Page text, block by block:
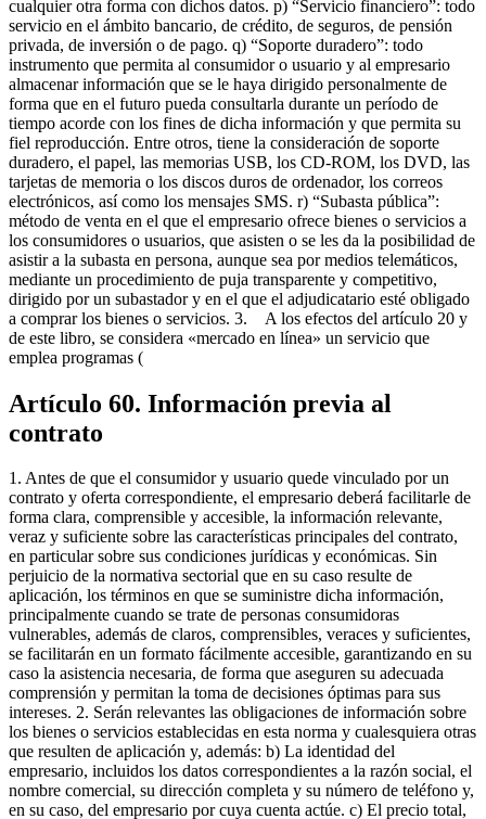
cualquier otra forma con dichos datos. p) “Servicio financiero”: todo
servicio en el ámbito bancario, de crédito, de seguros, de pensión
privada, de inversión o de pago. q) “Soporte duradero”: todo
instrumento que permita al consumidor o usuario y al empresario
almacenar información que se le haya dirigido personalmente de
forma que en el futuro pueda consultarla durante un período de
tiempo acorde con los fines de dicha información y que permita su
fiel reproducción. Entre otros, tiene la consideración de soporte
duradero, el papel, las memorias USB, los CD-ROM, los DVD, las
tarjetas de memoria o los discos duros de ordenador, los correos
electrónicos, así como los mensajes SMS. r) “Subasta pública”:
método de venta en el que el empresario ofrece bienes o servicios a
los consumidores o usuarios, que asisten o se les da la posibilidad de
asistir a la subasta en persona, aunque sea por medios telemáticos,
mediante un procedimiento de puja transparente y competitivo,
dirigido por un subastador y en el que el adjudicatario esté obligado
a comprar los bienes o servicios. 3. A los efectos del artículo 20 y
de este libro, se considera «mercado en línea» un servicio que
emplea programas (
Artículo 60. Información previa al
contrato
1. Antes de que el consumidor y usuario quede vinculado por un
contrato y oferta correspondiente, el empresario deberá facilitarle de
forma clara, comprensible y accesible, la información relevante,
veraz y suficiente sobre las características principales del contrato,
en particular sobre sus condiciones jurídicas y económicas. Sin
perjuicio de la normativa sectorial que en su caso resulte de
aplicación, los términos en que se suministre dicha información,
principalmente cuando se trate de personas consumidoras
vulnerables, además de claros, comprensibles, veraces y suficientes,
se facilitarán en un formato fácilmente accesible, garantizando en su
caso la asistencia necesaria, de forma que aseguren su adecuada
comprensión y permitan la toma de decisiones óptimas para sus
intereses. 2. Serán relevantes las obligaciones de información sobre
los bienes o servicios establecidas en esta norma y cualesquiera otras
que resulten de aplicación y, además: b) La identidad del
empresario, incluidos los datos correspondientes a la razón social, el
nombre comercial, su dirección completa y su número de teléfono y,
en su caso, del empresario por cuya cuenta actúe. c) El precio total,